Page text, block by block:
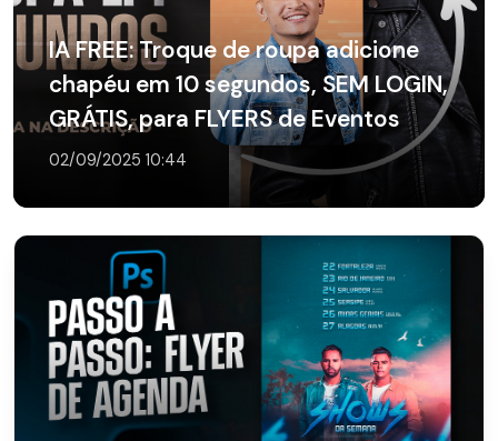
IA FREE: Troque de roupa adicione
chapéu em 10 segundos, SEM LOGIN,
GRÁTIS, para FLYERS de Eventos
02/09/2025 10:44